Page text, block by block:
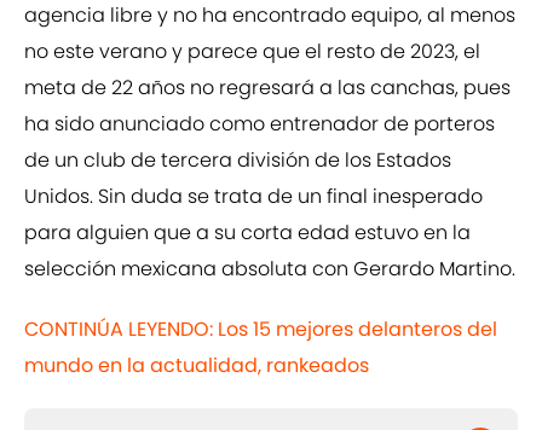
agencia libre y no ha encontrado equipo, al menos
no este verano y parece que el resto de 2023, el
meta de 22 años no regresará a las canchas, pues
ha sido anunciado como entrenador de porteros
de un club de tercera división de los Estados
Unidos. Sin duda se trata de un final inesperado
para alguien que a su corta edad estuvo en la
selección mexicana absoluta con Gerardo Martino.
CONTINÚA LEYENDO: Los 15 mejores delanteros del
mundo en la actualidad, rankeados